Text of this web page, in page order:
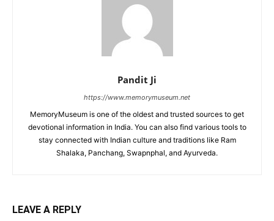
Pandit Ji
https://www.memorymuseum.net
MemoryMuseum is one of the oldest and trusted sources to get
devotional information in India. You can also find various tools to
stay connected with Indian culture and traditions like Ram
Shalaka, Panchang, Swapnphal, and Ayurveda.
LEAVE A REPLY